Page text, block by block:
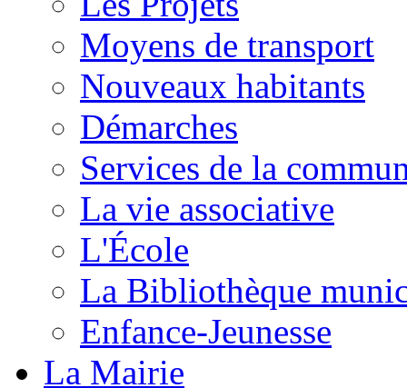
Moyens de transport
Nouveaux habitants
Démarches
Services de la
La vie associative
L'École
La Bibliothèque
Enfance-Jeunesse
La Mairie